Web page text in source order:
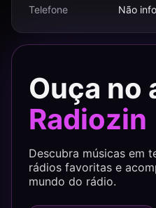
Telefone
Não
Ouça no
Radiozin
Descubra músicas em
rádios favoritas e
mundo do rádio.